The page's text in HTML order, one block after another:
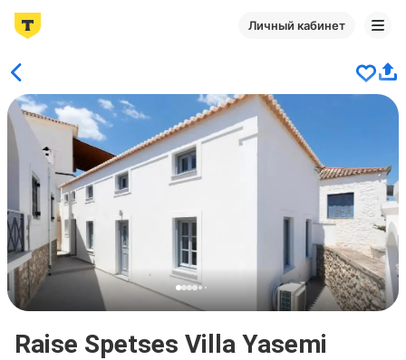
Личный кабинет
Raise Spetses Villa Yasemi